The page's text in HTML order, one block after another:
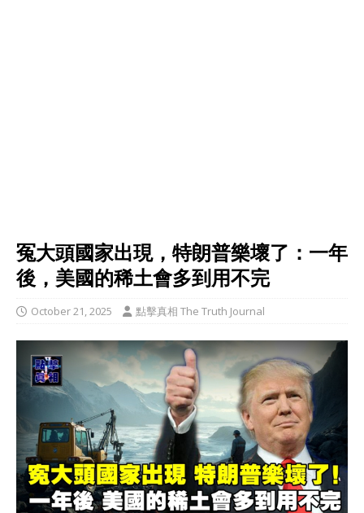
冤大頭國家出現，特朗普樂壞了：一年
後，美國的稀土會多到用不完
October 21, 2025 點擊真相 The Truth Journal